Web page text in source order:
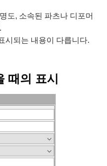
도, 소속된 파츠나 디포머
시되는 내용이 다릅니다.
때의 표시